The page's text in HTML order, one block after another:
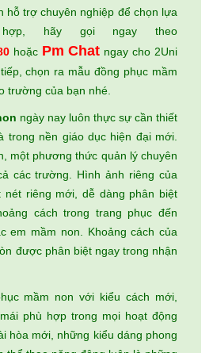
hỗ trợ chuyên nghiệp để chọn lựa
hãy gọi ngay theo
hoặc Pm Chat ngay cho 2Uni
chọn ra mẫu đồng phục mầm
trường của bạn nhé.
ngày nay luôn thực sự cần thiết
trong nền giáo dục hiện đại mới.
một phương thức quản lý chuyên
các trường. Hình ảnh riêng của
riêng mới, dễ dàng phân biệt
cách trong trang phục đến
em mầm non. Khoảng cách của
được phân biệt ngay trong nhận
mầm non với kiểu cách mới,
phù hợp trong mọi hoạt động
hòa mới, những kiểu dáng phong